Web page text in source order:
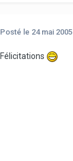
Posté le 24 mai 2005
Félicitations